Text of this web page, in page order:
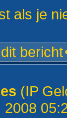
als je
bericht
(IP
2008